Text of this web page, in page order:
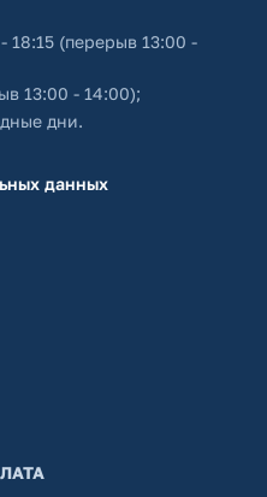
18:15 (перерыв 13:00 -
13:00 - 14:00);
дни.
данных